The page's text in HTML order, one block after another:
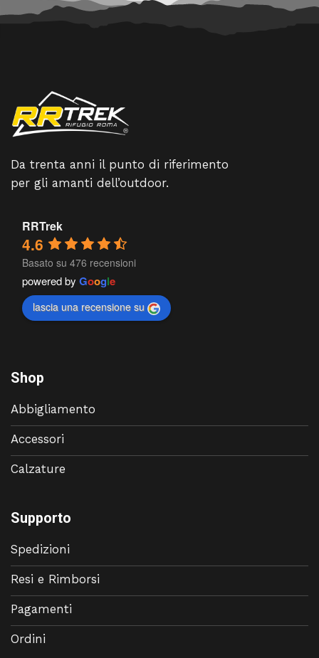
Da trenta anni il punto di riferimento
per gli amanti dell’outdoor.
RRTrek
4.6
Basato su 476 recensioni
powered by Google
lascia una recensione su
Shop
Abbigliamento
Accessori
Calzature
Supporto
Spedizioni
Resi e Rimborsi
Pagamenti
Ordini